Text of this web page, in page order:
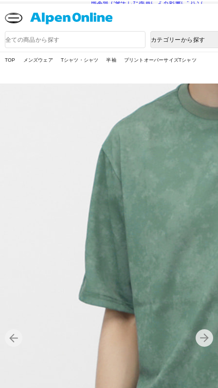
熊本県で発生した地震による影響について
品
検
カテゴリーから探す
TOP メンズウェア Tシャツ・シャツ 半袖 プリントオーバーサイズTシャツ